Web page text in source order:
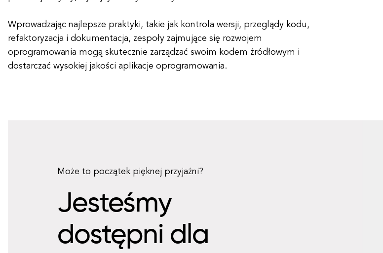
Wprowadzając najlepsze praktyki, takie jak kontrola wersji, przeglądy kodu,
refaktoryzacja i dokumentacja, zespoły zajmujące się rozwojem
oprogramowania mogą skutecznie zarządzać swoim kodem źródłowym i
dostarczać wysokiej jakości aplikacje oprogramowania.
Może to początek pięknej przyjaźni?
Jesteśmy
dostępni dla